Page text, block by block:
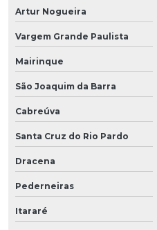
Artur Nogueira
Vargem Grande Paulista
Mairinque
São Joaquim da Barra
Cabreúva
Santa Cruz do Rio Pardo
Dracena
Pederneiras
Itararé